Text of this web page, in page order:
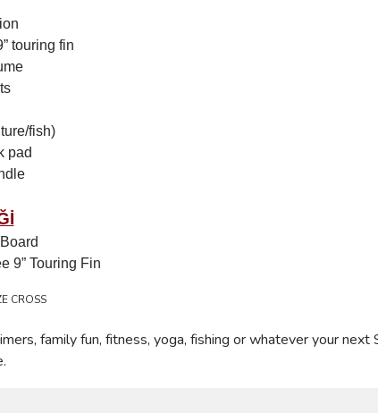
touring fin
fish)
pad
9” Touring Fin
family fun, fitness, yoga, fishing or whatever your next